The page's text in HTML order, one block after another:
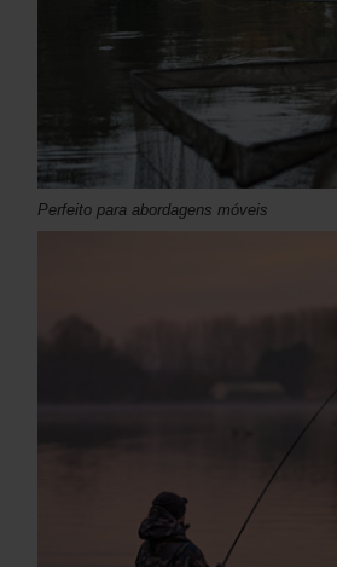
Perfeito para abordagens móveis